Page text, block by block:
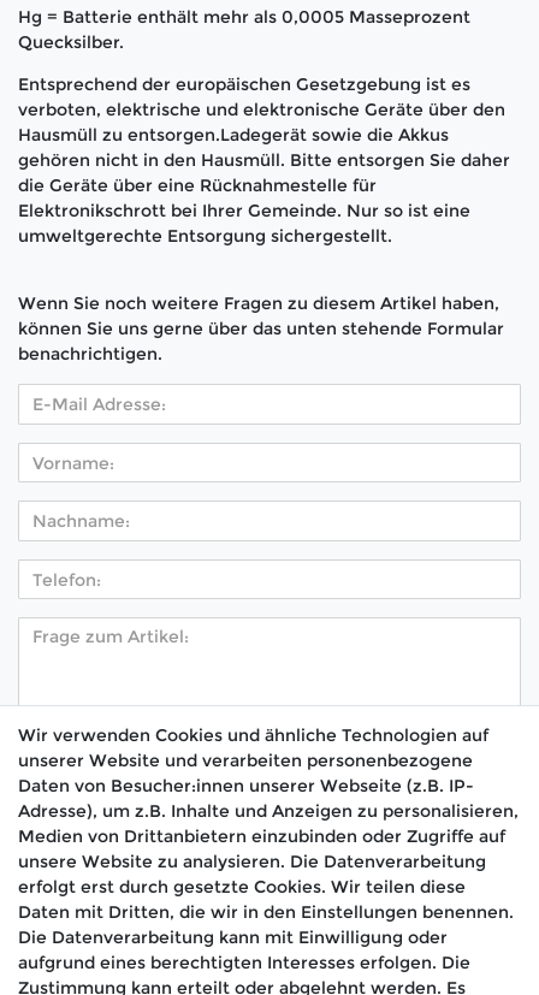
Hg = Batterie enthält mehr als 0,0005 Masseprozent
Quecksilber.
Entsprechend der europäischen Gesetzgebung ist es
verboten, elektrische und elektronische Geräte über den
Hausmüll zu entsorgen.Ladegerät sowie die Akkus
gehören nicht in den Hausmüll. Bitte entsorgen Sie daher
die Geräte über eine Rücknahmestelle für
Elektronikschrott bei Ihrer Gemeinde. Nur so ist eine
umweltgerechte Entsorgung sichergestellt.
Wenn Sie noch weitere Fragen zu diesem Artikel haben,
können Sie uns gerne über das unten stehende Formular
benachrichtigen.
Hiermit bestätige ich, dass ich dieDaten­schutz­
erklärung gelesen habe. *
Absenden
🚚 Schneller Versand
Wir verwenden Cookies und ähnliche Technologien auf
unserer Website und verarbeiten personenbezogene
Daten von Besucher:innen unserer Webseite (z.B. IP-
Adresse), um z.B. Inhalte und Anzeigen zu personalisieren,
Medien von Drittanbietern einzubinden oder Zugriffe auf
unsere Website zu analysieren. Die Datenverarbeitung
erfolgt erst durch gesetzte Cookies. Wir teilen diese
Daten mit Dritten, die wir in den Einstellungen benennen.
Die Datenverarbeitung kann mit Einwilligung oder
aufgrund eines berechtigten Interesses erfolgen. Die
Zustimmung kann erteilt oder abgelehnt werden. Es